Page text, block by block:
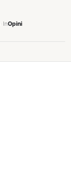
InOpini